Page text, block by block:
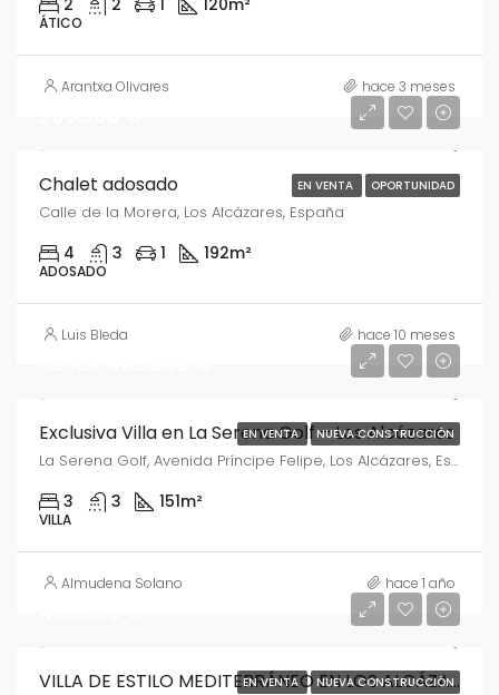
ÁTICO
Arantxa Olivares hace 3 meses
EN VENTA OPORTUNIDAD
Chalet adosado
Calle de la Morera, Los Alcázares, España
4 3 1 192m²
ADOSADO
Luis Bleda hace 10 meses
EN VENTA NUEVA CONSTRUCCIÓN
Exclusiva Villa en La Serena Golf – Los Alcázares
La Serena Golf, Avenida Príncipe Felipe, Los Alcázares, España
3 3 151m²
VILLA
Almudena Solano hace 1 año
EN VENTA NUEVA CONSTRUCCIÓNVILLA DE ESTILO MEDITERRÁNEO EN LOS ALCÁZARES – TU REFUGIO JUNTO AL MAR